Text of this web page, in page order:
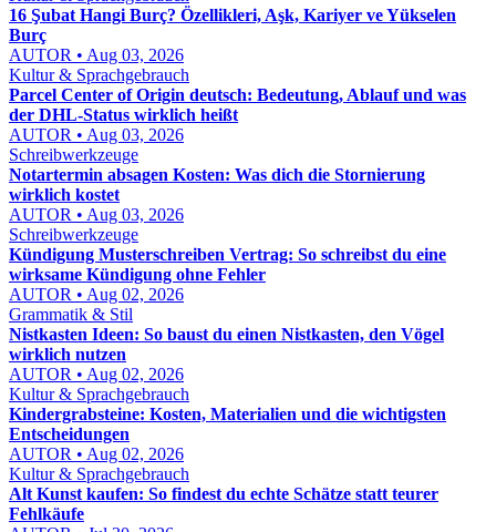
16 Şubat Hangi Burç? Özellikleri, Aşk, Kariyer ve Yükselen
Burç
AUTOR • Aug 03, 2026
Kultur & Sprachgebrauch
Parcel Center of Origin deutsch: Bedeutung, Ablauf und was
der DHL-Status wirklich heißt
AUTOR • Aug 03, 2026
Schreibwerkzeuge
Notartermin absagen Kosten: Was dich die Stornierung
wirklich kostet
AUTOR • Aug 03, 2026
Schreibwerkzeuge
Kündigung Musterschreiben Vertrag: So schreibst du eine
wirksame Kündigung ohne Fehler
AUTOR • Aug 02, 2026
Grammatik & Stil
Nistkasten Ideen: So baust du einen Nistkasten, den Vögel
wirklich nutzen
AUTOR • Aug 02, 2026
Kultur & Sprachgebrauch
Kindergrabsteine: Kosten, Materialien und die wichtigsten
Entscheidungen
AUTOR • Aug 02, 2026
Kultur & Sprachgebrauch
Alt Kunst kaufen: So findest du echte Schätze statt teurer
Fehlkäufe